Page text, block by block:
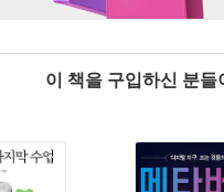
이 책을 구입하신 분